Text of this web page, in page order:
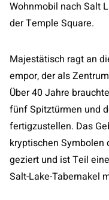
Wohnmobil nach Salt
der Temple Square.
Majestätisch ragt an
empor, der als
Über 40 Jahre
fünf Spitztürmen und
fertigzustellen. Das
kryptischen Symbolen
geziert und ist Teil
Salt-Lake-Tabernakel